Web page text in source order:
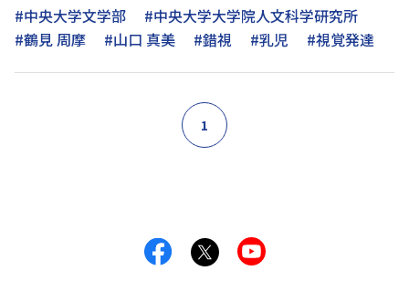
#中央大学文学部
#中央大学大学院人文科学研究所
#鶴見 周摩
#山口 真美 #錯視 #乳児 #視覚発達
1